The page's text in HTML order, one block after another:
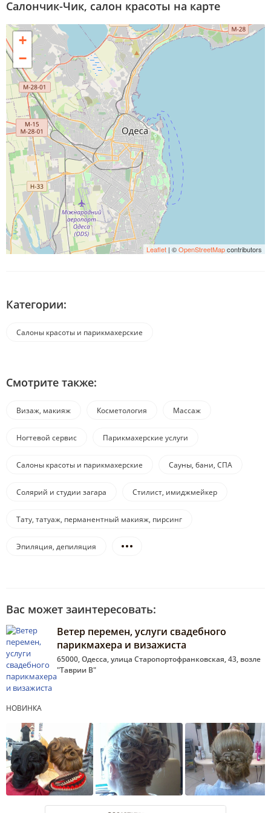
Салончик-Чик, салон красоты на карте
+
−
Leaflet | ©OpenStreetMapcontributors
Категории:
Салоны красоты и парикмахерские
Смотрите также:
Визаж, макияж Косметология Массаж
Ногтевой сервис Парикмахерские услуги
Салоны красоты и парикмахерские Сауны, бани, СПА
Солярий и студии загара Стилист, имиджмейкер
Тату, татуаж, перманентный макияж, пирсинг
Эпиляция, депиляция
Вас может заинтересовать:
Ветер перемен, услуги свадебного
парикмахера и визажиста
65000, Одесса, улица Старопортофранковская, 43, возле
"Таврии В"
НОВИНКА